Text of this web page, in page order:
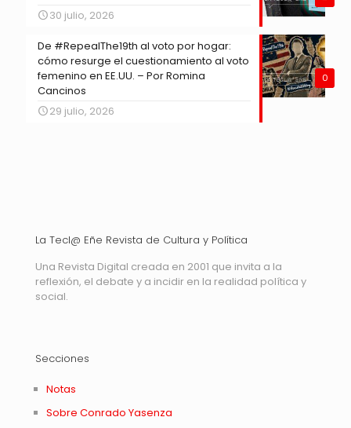
30 julio, 2026
0
De #RepealThe19th al voto por hogar:
cómo resurge el cuestionamiento al voto
femenino en EE.UU. – Por Romina
Cancinos
29 julio, 2026
La Tecl@ Eñe Revista de Cultura y Política
Una Revista Digital creada en 2001 que invita a la
reflexión, el debate y a incidir en la realidad política y
social.
Secciones
Notas
Sobre Conrado Yasenza